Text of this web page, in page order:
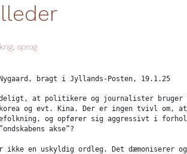
krig sprog
Nygaard, bragt i Jyllands-Posten, 19.1.25
at politikere og journalister bruger
og evt. Kina. Der er ingen tvivl om,
og opfører sig aggressivt i
akse”?
ikke en uskyldig ordleg. Det dæmoniserer og